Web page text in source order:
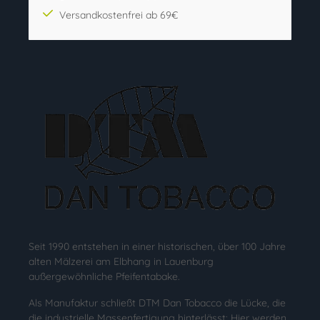
Versandkostenfrei ab 69€
Seit 1990 entstehen in einer historischen, über 100 Jahre
alten Mälzerei am Elbhang in Lauenburg
außergewöhnliche Pfeifentabake.
Als Manufaktur schließt DTM Dan Tobacco die Lücke, die